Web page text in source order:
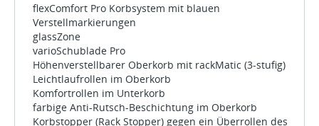
flexComfort Pro Korbsystem mit blauen
Verstellmarkierungen
glassZone
varioSchublade Pro
Höhenverstellbarer Oberkorb mit rackMatic (3-stufig)
Leichtlaufrollen im Oberkorb
Komfortrollen im Unterkorb
farbige Anti-Rutsch-Beschichtung im Oberkorb
Korbstopper (Rack Stopper) gegen ein Überrollen des